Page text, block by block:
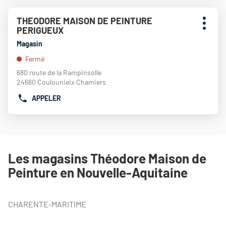
TÉLÉPHONE
DU
POINT
DE
VENTE
MAISON
DE
PEINTURE
THOUARS
sur
touche
pour
obtenir
amples
Point
de
vente
:
THEODORE MAISON DE PEINTURE
PERIGUEUX
Magasin
Fermé
680 route de la Rampinsolle
24660 Coulounieix Chamiers
APPELER
AFFICHER
POINT
DE
VENTE
DE
Plus
Les magasins Théodore Maison de
Peinture en Nouvelle-Aquitaine
CHARENTE-MARITIME